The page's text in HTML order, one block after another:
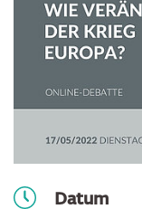
Datum